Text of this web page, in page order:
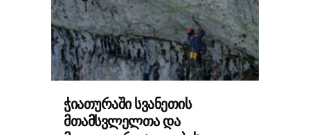
ᲭᲘᲐᲗᲣᲠᲐᲨᲘ ᲡᲕᲐᲜᲔᲗᲘᲡ
ᲛᲗᲐᲛᲡᲕᲚᲔᲚᲗᲐ ᲓᲐ